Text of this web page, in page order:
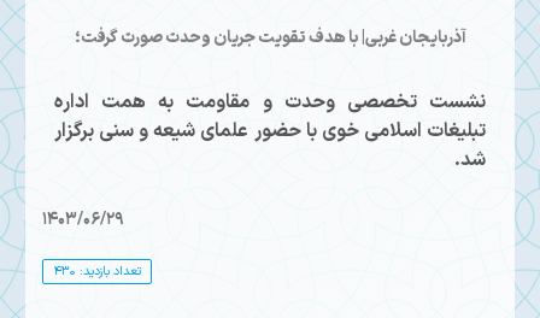
آذربایجان غربی| با هدف تقویت جریان وحدت صورت گرفت؛
نشست تخصصی وحدت و مقاومت به همت اداره
تبلیغات اسلامی خوی با حضور علمای شیعه و سنی برگزار
شد.
1403/06/29
تعداد بازدید: 430